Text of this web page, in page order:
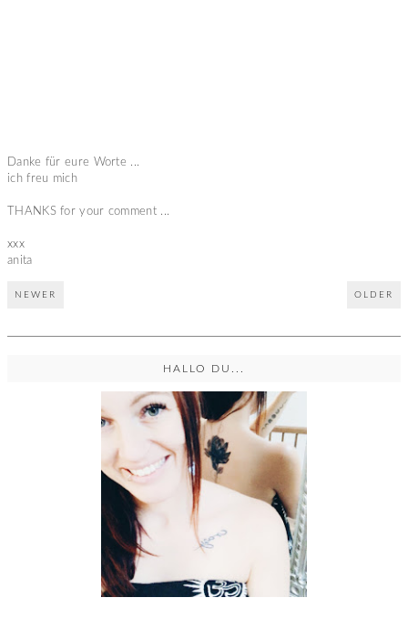
Danke für eure Worte ...
ich freu mich
THANKS for your comment ...
xxx
anita
NEWER OLDER
HALLO DU...